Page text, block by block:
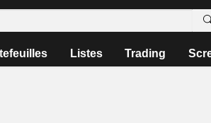
Listes Trading